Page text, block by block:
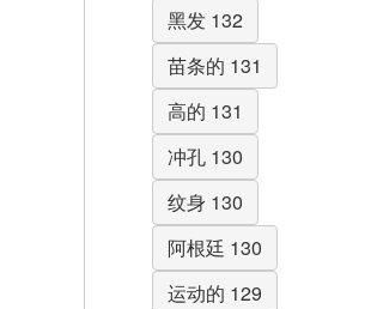
黑发 132
苗条的 131
高的 131
冲孔 130
纹身 130
阿根廷 130
运动的 129